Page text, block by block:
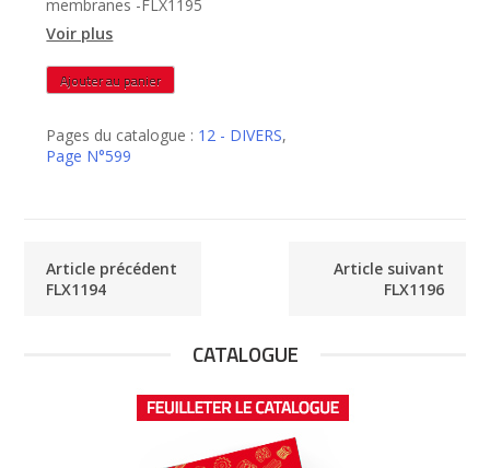
membranes -FLX1195
Voir plus
quantité
de
Ajouter au panier
Pages du catalogue : 12 - DIVERS,
Page N°599
Article précédent
FLX1194
Article suivant
FLX1196
CATALOGUE